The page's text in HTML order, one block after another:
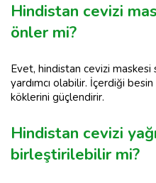
Hindistan cevizi
önler mi?
Evet, hindistan cevizi
yardımcı olabilir. İçerdiği
köklerini güçlendirir.
Hindistan cevizi
birleştirilebilir mi?